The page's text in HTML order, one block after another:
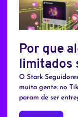
Por que
limitados
O Stark
muita gente: no
param de ser